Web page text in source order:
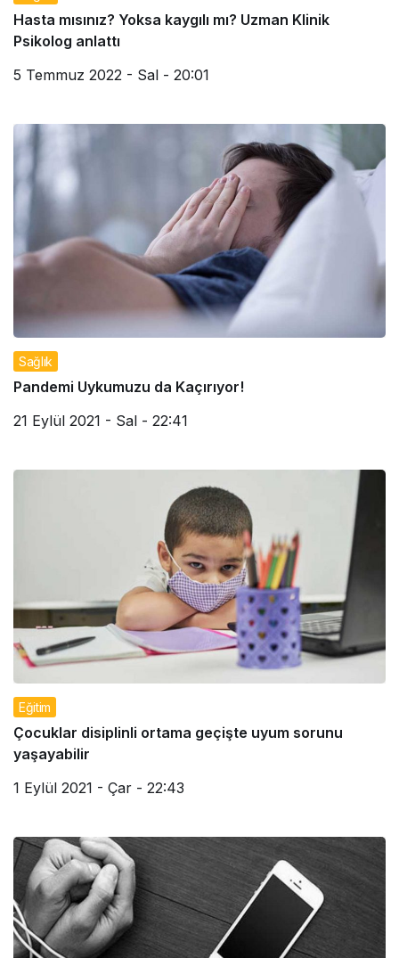
Hasta mısınız? Yoksa kaygılı mı? Uzman Klinik
Psikolog anlattı
5 Temmuz 2022 - Sal - 20:01
Sağlık
Pandemi Uykumuzu da Kaçırıyor!
21 Eylül 2021 - Sal - 22:41
Eğitim
Çocuklar disiplinli ortama geçişte uyum sorunu
yaşayabilir
1 Eylül 2021 - Çar - 22:43